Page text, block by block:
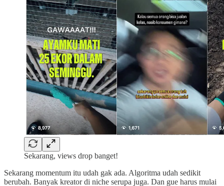
Sekarang, views drop banget!
Sekarang momentum itu udah gak ada. Algoritma udah sedikit
berubah. Banyak kreator di niche serupa juga. Dan gue harus mulai